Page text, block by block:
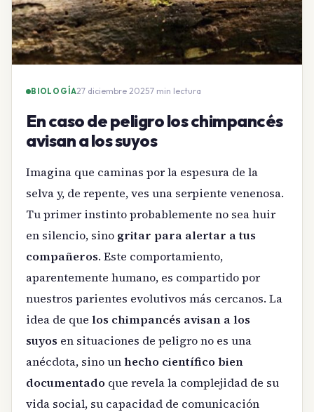
BIOLOGÍA27 diciembre 2025·7 min lectura
En caso de peligro los chimpancés
avisan a los suyos
Imagina que caminas por la espesura de la
selva y, de repente, ves una serpiente venenosa.
Tu primer instinto probablemente no sea huir
en silencio, sino gritar para alertar a tus
compañeros. Este comportamiento,
aparentemente humano, es compartido por
nuestros parientes evolutivos más cercanos. La
idea de que los chimpancés avisan a los
suyos en situaciones de peligro no es una
anécdota, sino unhecho científico bien
documentado que revela la complejidad de su
vida social, su capacidad de comunicación